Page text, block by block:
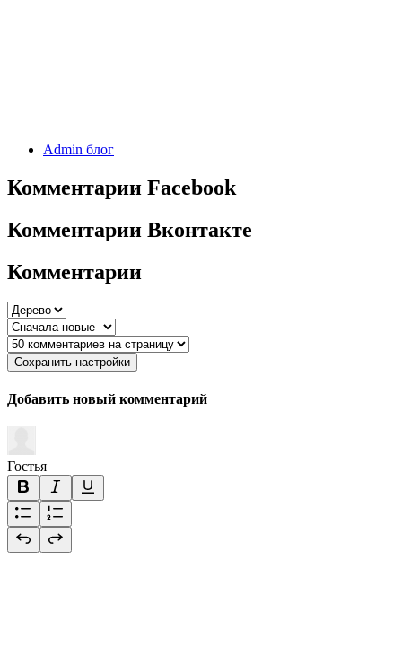
Admin блог
Комментарии Facebook
Комментарии Вконтакте
Комментарии
Сохранить настройки
Добавить новый комментарий
Гостья